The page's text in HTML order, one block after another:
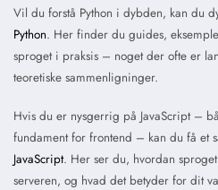
Vil du forstå Python i dybden, kan du
Python. Her finder du guides,
sproget i praksis – noget der ofte er
teoretiske sammenligninger.
Hvis du er nysgerrig på JavaScript –
fundament for frontend – kan du få et
JavaScript. Her ser du, hvordan
serveren, og hvad det betyder for dit